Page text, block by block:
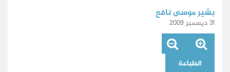
بشير موسى نافع
31 ديسمبر 2009
الطباعة